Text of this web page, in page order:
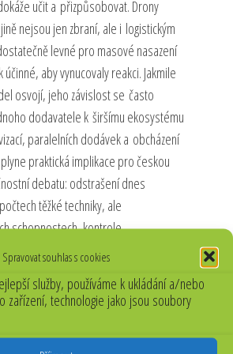
Spravovat souhlas s cookies
služby, používáme k ukládání a/nebo
zařízení, technologie jako jsou soubory
učit a přizpůsobovat. Drony
nejsou jen zbraní, ale i logistickým
levné pro masové nasazení
aby vynucovaly reakci. Jakmile
osvojí, jeho závislost se často
dodavatele k širšímu ekosystému
paralelních dodávek a obcházení
praktická implikace pro českou
debatu: odstrašení dnes
těžké techniky, ale
schopnostech, kontrole
a důsledném vymáhání sankcí.
režimu v Íránu je proto užitečná
analytické disciplíny – zda dokážeme
trendem a scénářem
skutečné páky bezpečnosti, jimiž jsou